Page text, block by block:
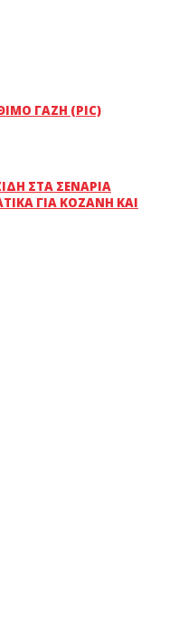
ΓΑΖΉ (PIC)
ΣΤΑ ΣΕΝΆΡΙΑ
ΓΙΑ ΚΟΖΆΝΗ ΚΑΙ